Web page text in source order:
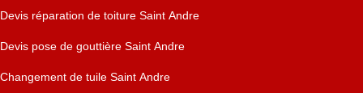
Devis réparation de toiture Saint Andre
Devis pose de gouttière Saint Andre
Changement de tuile Saint Andre